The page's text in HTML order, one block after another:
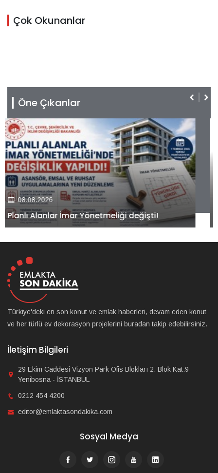
Çok Okunanlar
Öne Çıkanlar
08.08.2026
Kiler GYO’dan Pendik Dolayoba projesiyle ilgili
önemli adım!
Türkiye'deki en son konut ve emlak haberleri, devam eden konut
ve her türlü ev dekorasyon projelerini buradan takip edebilirsiniz.
İletişim Bilgileri
29 Ekim Caddesi Vizyon Park Ofis Blokları 2. Blok Kat:9
Yenibosna - İSTANBUL
0212 454 4200
editor@emlaktasondakika.com
Sosyal Medya